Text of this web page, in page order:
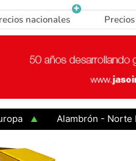
nacionales
Alambrón - Norte